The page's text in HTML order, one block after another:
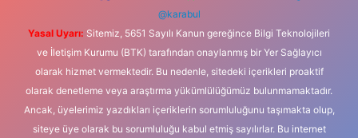
@karabul
Yasal Uyarı: Sitemiz, 5651 Sayılı Kanun gereğince Bilgi Teknolojileri
ve İletişim Kurumu (BTK) tarafından onaylanmış bir Yer Sağlayıcı
olarak hizmet vermektedir. Bu nedenle, sitedeki içerikleri proaktif
olarak denetleme veya araştırma yükümlülüğümüz bulunmamaktadır.
Ancak, üyelerimiz yazdıkları içeriklerin sorumluluğunu taşımakta olup,
siteye üye olarak bu sorumluluğu kabul etmiş sayılırlar. Bu internet